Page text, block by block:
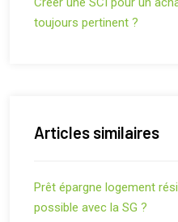
toujours pertinent ?
Articles similaires
Prêt épargne logement
possible avec la SG ?